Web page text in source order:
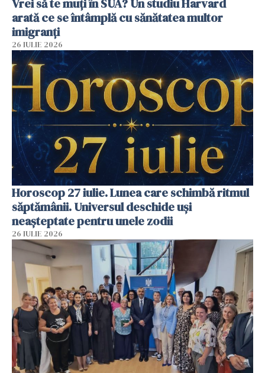
arată ce se întâmplă cu sănătatea multor
imigranți
26 IULIE 2026
Horoscop 27 iulie. Lunea care schimbă ritmul
săptămânii. Universul deschide uși
neașteptate pentru unele zodii
26 IULIE 2026